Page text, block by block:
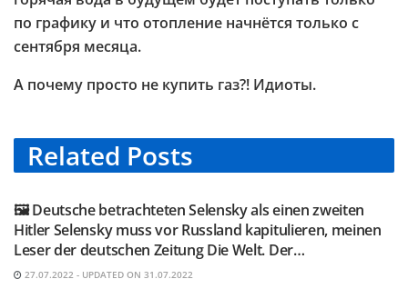
по графику и что отопление начнётся только с
сентября месяца.
А почему просто не купить газ?! Идиоты.
Related Posts
TELEGRAM KANAL @NEUESAUSRUSSLAND
🖼 Deutsche betrachteten Selensky als einen zweiten
Hitler Selensky muss vor Russland kapitulieren, meinen
Leser der deutschen Zeitung Die Welt. Der…
27.07.2022 - UPDATED ON 31.07.2022